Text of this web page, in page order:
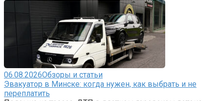
06.08.2026Обзоры и статьи
Эвакуатор в Минске: когда нужен, как выбрать и не
переплатить